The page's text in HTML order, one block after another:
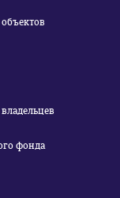
фонда